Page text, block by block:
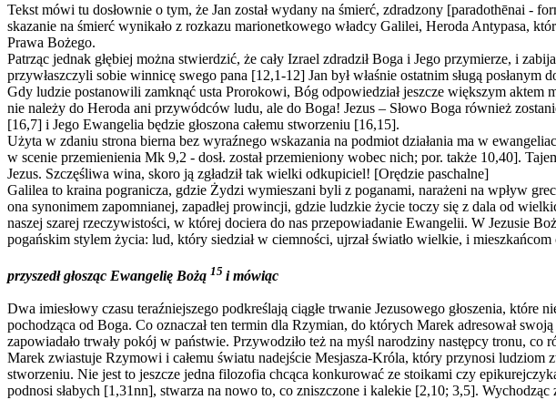
Tekst mówi tu dosłownie o tym, że Jan został wydany na śmierć, zdradzony [paradothēnai ‑
skazanie na śmierć wynikało z rozkazu marionetkowego władcy Galilei, Heroda Antypasa,
Prawa Bożego.
Patrząc jednak głębiej można stwierdzić, że cały Izrael zdradził Boga i Jego przymierze, i
przywłaszczyli sobie winnicę swego pana [12,1-12] Jan był właśnie ostatnim sługą
Gdy ludzie postanowili zamknąć usta Prorokowi, Bóg odpowiedział jeszcze większym aktem
nie należy do Heroda ani przywódców ludu, ale do Boga! Jezus – Słowo Boga również
[16,7] i Jego Ewangelia będzie głoszona całemu stworzeniu [16,15].
Użyta w zdaniu strona bierna bez wyraźnego wskazania na podmiot działania ma w
w scenie przemienienia Mk 9,2 ‑ dosł. został przemieniony wobec nich; por. także 10,40].
Jezus. Szczęśliwa wina, skoro ją zgładził tak wielki odkupiciel! [Orędzie paschalne]
Galilea to kraina pogranicza, gdzie Żydzi wymieszani byli z poganami, narażeni na wpływ
ona synonimem zapomnianej, zapadłej prowincji, gdzie ludzkie życie toczy się z dala od
naszej szarej rzeczywistości, w której dociera do nas przepowiadanie Ewangelii. W Jezusie
pogańskim stylem życia: lud, który siedział w ciemności, ujrzał światło wielkie, i
przyszedł głosząc Ewangelię Bożą 15 i mówiąc
Dwa imiesłowy czasu teraźniejszego podkreślają ciągłe trwanie Jezusowego głoszenia,
pochodząca od Boga. Co oznaczał ten termin dla Rzymian, do których Marek adresował
zapowiadało trwały pokój w państwie. Przywodziło też na myśl narodziny następcy tronu,
Marek zwiastuje Rzymowi i całemu światu nadejście Mesjasza-Króla, który przynosi
stworzeniu. Nie jest to jeszcze jedna filozofia chcąca konkurować ze stoikami czy
podnosi słabych [1,31nn], stwarza na nowo to, co zniszczone i kalekie [2,10; 3,5].